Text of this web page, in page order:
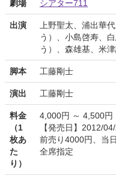
劇場 シアター711
出演
上野聖太、浦出華
う）、小島啓寿、
う）、森雄基、米
脚本 工藤剛士
演出 工藤剛士
料金
（1
枚あ
た
り）
4,000円 ～ 4,500円
【発売日】2012/
前売り4000円、当
全席指定